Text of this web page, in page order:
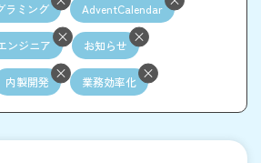
ラミング AdventCalendar
ンジニア お知らせ
内製開発 業務効率化